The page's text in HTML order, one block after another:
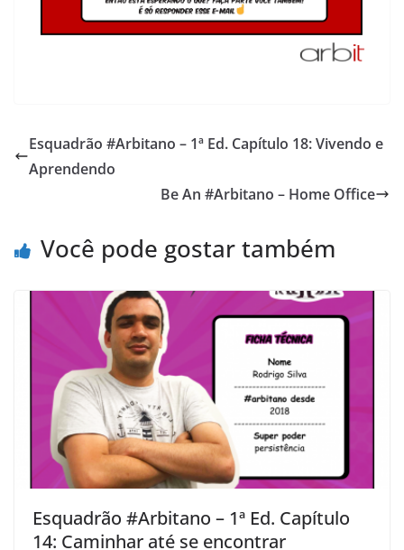
Esquadrão #Arbitano – 1ª Ed. Capítulo 18: Vivendo e
Aprendendo
Be An #Arbitano – Home Office
Você pode gostar também
Esquadrão #Arbitano – 1ª Ed. Capítulo
14: Caminhar até se encontrar